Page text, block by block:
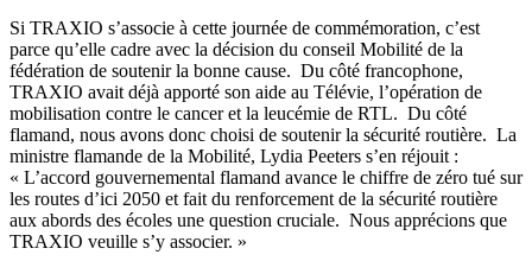
Si TRAXIO s’associe à cette journée de commémoration, c’est
parce qu’elle cadre avec la décision du conseil Mobilité de la
fédération de soutenir la bonne cause. Du côté francophone,
TRAXIO avait déjà apporté son aide au Télévie, l’opération de
mobilisation contre le cancer et la leucémie de RTL. Du côté
flamand, nous avons donc choisi de soutenir la sécurité routière. La
ministre flamande de la Mobilité, Lydia Peeters s’en réjouit :
« L’accord gouvernemental flamand avance le chiffre de zéro tué sur
les routes d’ici 2050 et fait du renforcement de la sécurité routière
aux abords des écoles une question cruciale. Nous apprécions que
TRAXIO veuille s’y associer. »